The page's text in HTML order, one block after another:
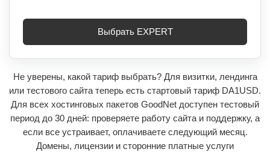
Выбрать EXPERT
Не уверены, какой тариф выбрать? Для визитки, лендинга
или тестового сайта теперь есть стартовый тариф DA1USD.
Для всех хостинговых пакетов GoodNet доступен тестовый
период до 30 дней: проверяете работу сайта и поддержку, а
если все устраивает, оплачиваете следующий месяц.
Домены, лицензии и сторонние платные услуги